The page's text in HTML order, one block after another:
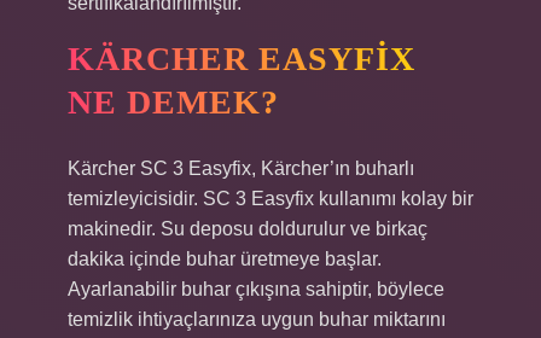
KÄRCHER EASYFIX
NE DEMEK?
Kärcher SC 3 Easyfix, Kärcher’ın buharlı
temizleyicisidir. SC 3 Easyfix kullanımı kolay bir
makinedir. Su deposu doldurulur ve birkaç
dakika içinde buhar üretmeye başlar.
Ayarlanabilir buhar çıkışına sahiptir, böylece
temizlik ihtiyaçlarınıza uygun buhar miktarını